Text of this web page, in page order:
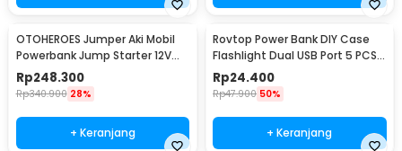
OTOHEROES Jumper Aki Mobil
Powerbank Jump Starter 12V
10000mAh 300A - K21
Rp248.300
Rp340.900 28%
+ Keranjang
Rovtop Power Bank DIY Case
Flashlight Dual USB Port 5 PCS
18650 - PB-01
Rp24.400
Rp47.900 50%
+ Keranjang